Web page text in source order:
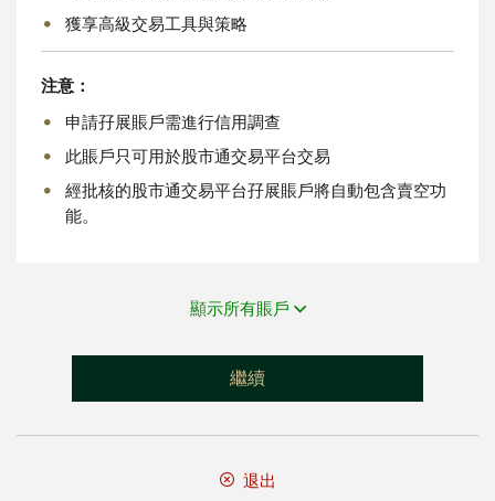
獲享高級交易工具與策略
注意：
申請孖展賬戶需進行信用調查
此賬戶只可用於股市通交易平台交易
經批核的股市通交易平台孖展賬戶將自動包含賣空功
能。
顯示所有賬戶
繼續
退出